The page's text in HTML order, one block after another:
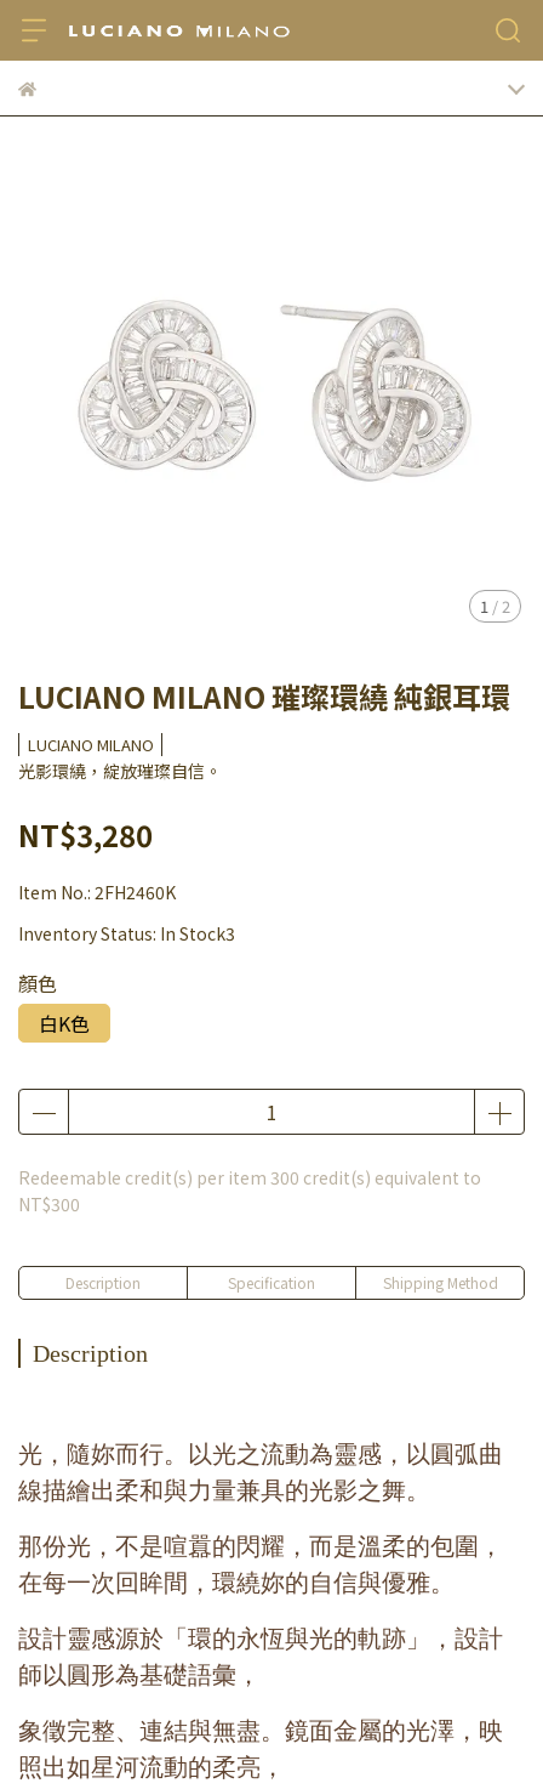
1 / 2
LUCIANO MILANO 璀璨環繞 純銀耳環
LUCIANO MILANO
光影環繞，綻放璀璨自信。
NT$3,280
Item No.: 2FH2460K
Inventory Status: In Stock3
顏色
白K色
Redeemable credit(s) per item 300 credit(s) equivalent to
NT$300
Description Specification Shipping Method
Description
光，隨妳而行。以光之流動為靈感，以圓弧曲
線描繪出柔和與力量兼具的光影之舞。
那份光，不是喧囂的閃耀，而是溫柔的包圍，
在每一次回眸間，環繞妳的自信與優雅。
設計靈感源於「環的永恆與光的軌跡」，設計
師以圓形為基礎語彙，
象徵完整、連結與無盡。鏡面金屬的光澤，映
照出如星河流動的柔亮，